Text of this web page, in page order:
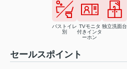
バストイレ
別
TVモニタ
付きインタ
ーホン
独立洗面台
セールスポイント